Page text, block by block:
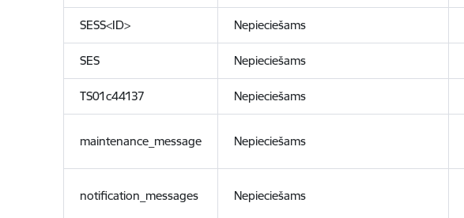
SESS<ID> Nepieciešams
SES Nepieciešams
TS01c44137 Nepieciešams
maintenance_message Nepieciešams
notification_messages Nepieciešams